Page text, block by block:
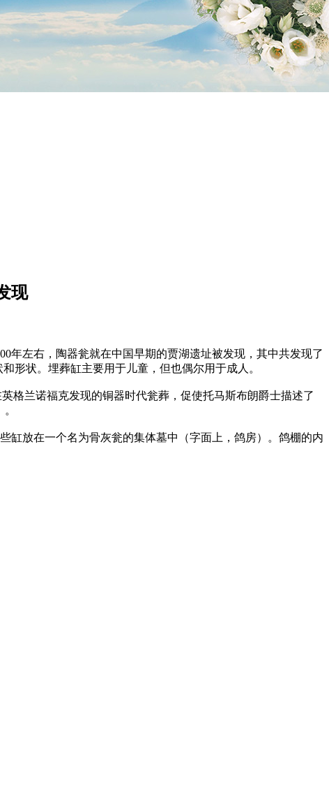
现
左右，陶器瓮就在中国早期的贾湖遗址被发现，其中共发现了
形状。埋葬缸主要用于儿童，但也偶尔用于成人。
格兰诺福克发现的铜器时代瓮葬，促使托马斯布朗爵士描述了
放在一个名为骨灰瓮的集体墓中（字面上，鸽房）。鸽棚的内